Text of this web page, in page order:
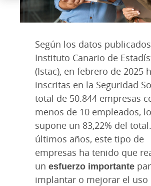
Según los datos
Instituto Canario de
(Istac), en febrero de 2025
inscritas en la Seguridad
total de 50.844 empresas
menos de 10 empleados,
supone un 83,22% del total.
últimos años, este tipo de
empresas ha tenido que
un esfuerzo importante
implantar o mejorar el uso